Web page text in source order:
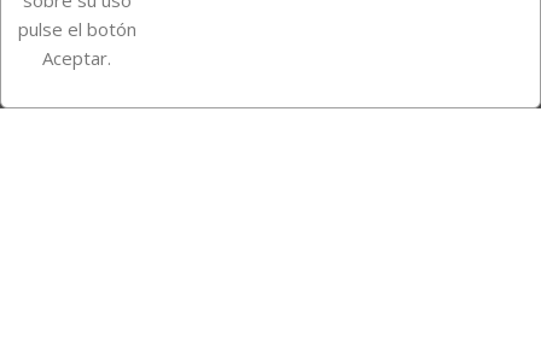
InstagramTikTok
pulse el botón
Aceptar.